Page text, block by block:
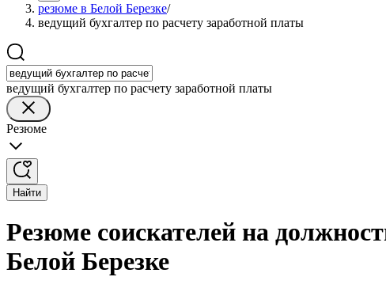
резюме в Белой Березке/
ведущий бухгалтер по расчету заработной платы
ведущий бухгалтер по расчету заработной платы
Резюме
Найти
Резюме соискателей на
Белой Березке